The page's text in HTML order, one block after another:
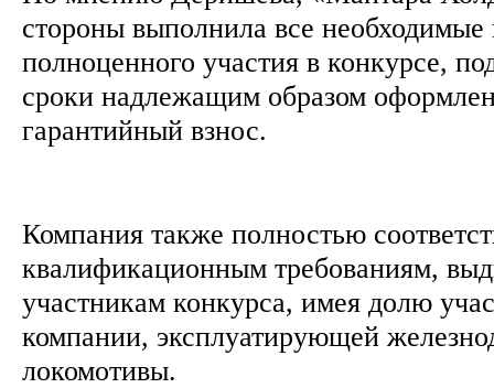
стороны выполнила все необходимые
полноценного участия в конкурсе,
сроки надлежащим образом
гарантийный взнос.
Компания также полностью
квалификационным требованиям,
участникам конкурса, имея долю
компании, эксплуатирующей
локомотивы.